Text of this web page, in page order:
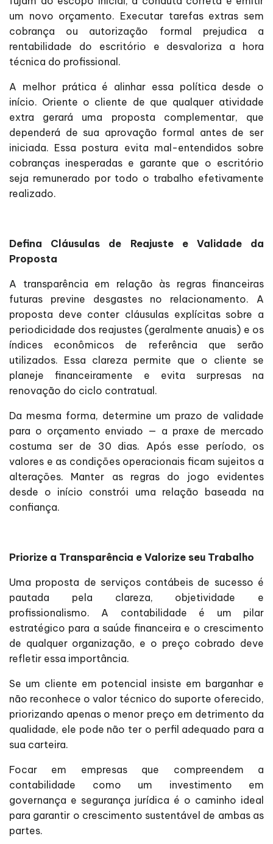
um novo orçamento. Executar tarefas extras sem
cobrança ou autorização formal prejudica a
rentabilidade do escritório e desvaloriza a hora
técnica do profissional.
A melhor prática é alinhar essa política desde o
início. Oriente o cliente de que qualquer atividade
extra gerará uma proposta complementar, que
dependerá de sua aprovação formal antes de ser
iniciada. Essa postura evita mal-entendidos sobre
cobranças inesperadas e garante que o escritório
seja remunerado por todo o trabalho efetivamente
realizado.
Defina Cláusulas de Reajuste e Validade da
Proposta
A transparência em relação às regras financeiras
futuras previne desgastes no relacionamento. A
proposta deve conter cláusulas explícitas sobre a
periodicidade dos reajustes (geralmente anuais) e os
índices econômicos de referência que serão
utilizados. Essa clareza permite que o cliente se
planeje financeiramente e evita surpresas na
renovação do ciclo contratual.
Da mesma forma, determine um prazo de validade
para o orçamento enviado — a praxe de mercado
costuma ser de 30 dias. Após esse período, os
valores e as condições operacionais ficam sujeitos a
alterações. Manter as regras do jogo evidentes
desde o início constrói uma relação baseada na
confiança.
Priorize a Transparência e Valorize seu Trabalho
Uma proposta de serviços contábeis de sucesso é
pautada pela clareza, objetividade e
profissionalismo. A contabilidade é um pilar
estratégico para a saúde financeira e o crescimento
de qualquer organização, e o preço cobrado deve
refletir essa importância.
Se um cliente em potencial insiste em barganhar e
não reconhece o valor técnico do suporte oferecido,
priorizando apenas o menor preço em detrimento da
qualidade, ele pode não ter o perfil adequado para a
sua carteira.
Focar em empresas que compreendem a
contabilidade como um investimento em
governança e segurança jurídica é o caminho ideal
para garantir o crescimento sustentável de ambas as
partes.